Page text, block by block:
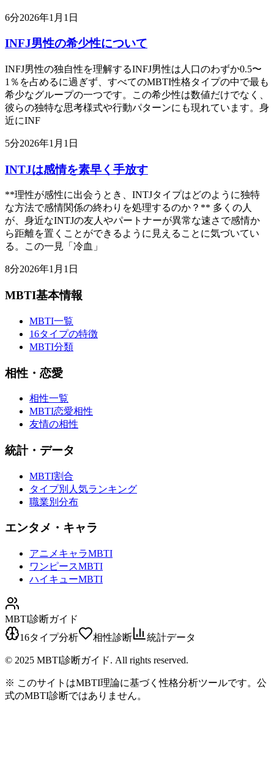
6分2026年1月1日
INFJ男性の希少性について
INFJ男性の独自性を理解するINFJ男性は人口のわずか0.5〜
1％を占めるに過ぎず、すべてのMBTI性格タイプの中で最も
希少なグループの一つです。この希少性は数値だけでなく、
彼らの独特な思考様式や行動パターンにも現れています。身
近にINF
5分2026年1月1日
INTJは感情を素早く手放す
**理性が感性に出会うとき、INTJタイプはどのように独特
な方法で感情関係の終わりを処理するのか？** 多くの人
が、身近なINTJの友人やパートナーが異常な速さで感情か
ら距離を置くことができるように見えることに気づいてい
る。この一見「冷血」
8分2026年1月1日
MBTI基本情報
MBTI一覧
16タイプの特徴
MBTI分類
相性・恋愛
相性一覧
MBTI恋愛相性
友情の相性
統計・データ
MBTI割合
タイプ別人気ランキング
職業別分布
エンタメ・キャラ
アニメキャラMBTI
ワンピースMBTI
ハイキューMBTI
MBTI診断ガイド
16タイプ分析
相性診断 統計データ
© 2025 MBTI診断ガイド. All rights reserved.
※ このサイトはMBTI理論に基づく性格分析ツールです。公
式のMBTI診断ではありません。